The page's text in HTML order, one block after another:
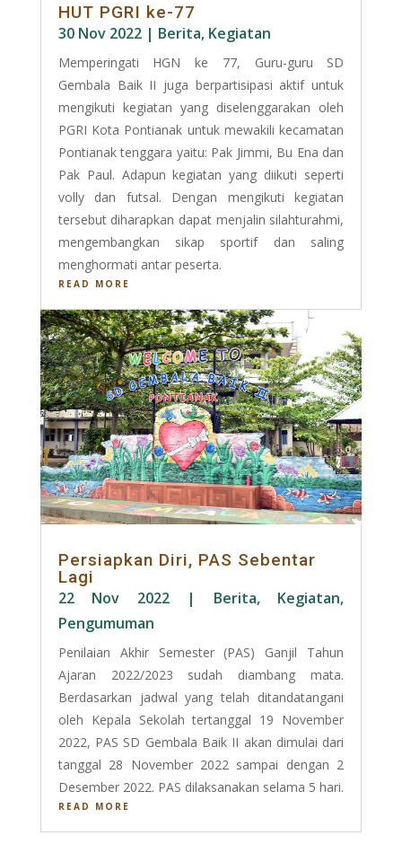
HUT PGRI ke-77
30 Nov 2022| Berita, Kegiatan
Memperingati HGN ke 77, Guru-guru SD
Gembala Baik II juga berpartisipasi aktif untuk
mengikuti kegiatan yang diselenggarakan oleh
PGRI Kota Pontianak untuk mewakili kecamatan
Pontianak tenggara yaitu: Pak Jimmi, Bu Ena dan
Pak Paul. Adapun kegiatan yang diikuti seperti
volly dan futsal. Dengan mengikuti kegiatan
tersebut diharapkan dapat menjalin silahturahmi,
mengembangkan sikap sportif dan saling
menghormati antar peserta.
READ MORE
Persiapkan Diri, PAS Sebentar
Lagi
22 Nov 2022| Berita, Kegiatan,
Pengumuman
Penilaian Akhir Semester (PAS) Ganjil Tahun
Ajaran 2022/2023 sudah diambang mata.
Berdasarkan jadwal yang telah ditandatangani
oleh Kepala Sekolah tertanggal 19 November
2022, PAS SD Gembala Baik II akan dimulai dari
tanggal 28 November 2022 sampai dengan 2
Desember 2022. PAS dilaksanakan selama 5 hari.
READ MORE